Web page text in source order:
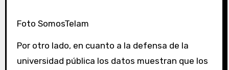
Foto SomosTelam
Por otro lado, en cuanto a la defensa de la
universidad pública los datos muestran que los